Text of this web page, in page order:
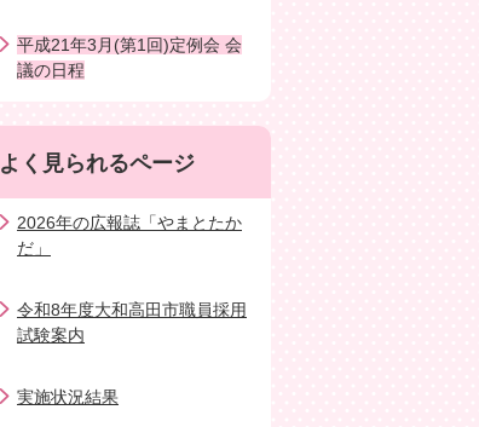
平成21年3月(第1回)定例会 会
議の日程
よく見られるページ
2026年の広報誌「やまとたか
だ」
令和8年度大和高田市職員採用
試験案内
実施状況結果